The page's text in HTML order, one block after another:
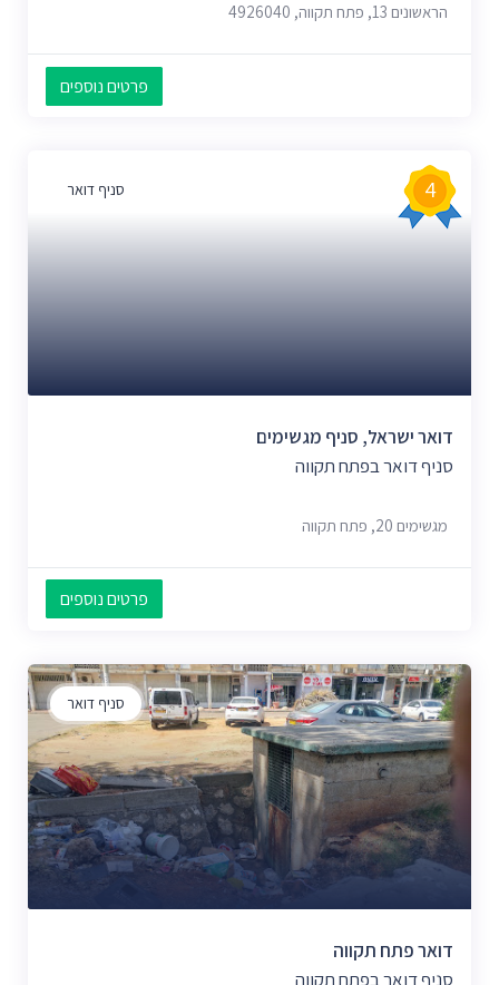
הראשונים 13, פתח תקווה, 4926040
פרטים נוספים
סניף דואר 4
דואר ישראל, סניף מגשימים
סניף דואר בפתח תקווה
מגשימים 20, פתח תקווה
פרטים נוספים
סניף דואר
דואר פתח תקווה
סניף דואר בפתח תקווה